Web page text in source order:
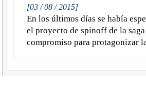
[03 / 08 / 2015]
En los últimos días se había
el proyecto de spinoff de la
compromiso para protagonizar